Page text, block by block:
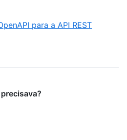
para a API REST,